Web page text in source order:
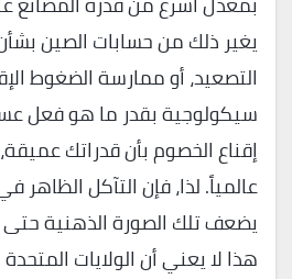
يغير ذلك من حسابات الصين
التصعيد، أو ممارسة الضغوط
سيكولوجية بقدر ما هو فعل
إقناع الخصوم بأن قدراتك
عالمياً. لذا، فإن التآكل
يضعف تلك الصورة الذهنية حتى
​هذا لا يعني أن الولايات